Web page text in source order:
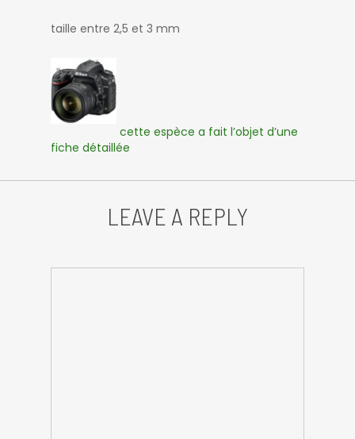
taille entre 2,5 et 3 mm
cette espèce a fait l’objet d’une
fiche détaillée
LEAVE A REPLY